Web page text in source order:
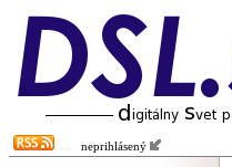
neprihlásený